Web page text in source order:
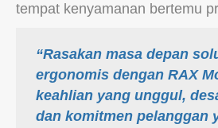
tempat kenyamanan bertemu
“Rasakan masa depan
ergonomis dengan RAX
keahlian yang unggul,
dan komitmen pelanggan